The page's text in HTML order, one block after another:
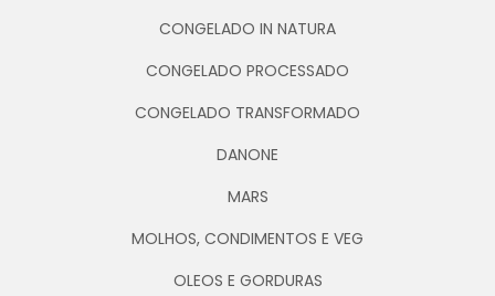
CONGELADO IN NATURA
CONGELADO PROCESSADO
CONGELADO TRANSFORMADO
DANONE
MARS
MOLHOS, CONDIMENTOS E VEG
OLEOS E GORDURAS